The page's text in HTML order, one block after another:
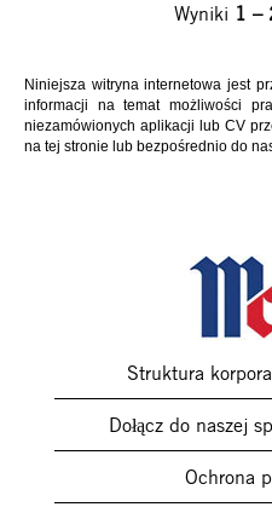
Wyniki 1 –
Niniejsza witryna internetowa jest
informacji na temat możliwości
niezamówionych aplikacji lub CV
na tej stronie lub bezpośrednio do
Struktura
Dołącz do naszej
Ochrona